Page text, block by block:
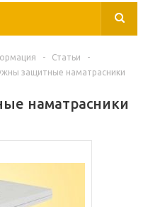
- Статьи
-
защитные наматрасники
наматрасники